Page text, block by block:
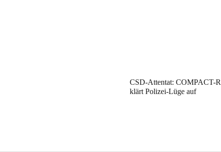
CSD-Attentat: COMPACT-
klärt Polizei-Lüge auf